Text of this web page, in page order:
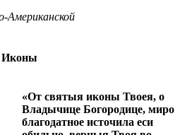
Иконы
«От святыя иконы Твоея, о
Владычице Богородице, миро
благодатное источила еси